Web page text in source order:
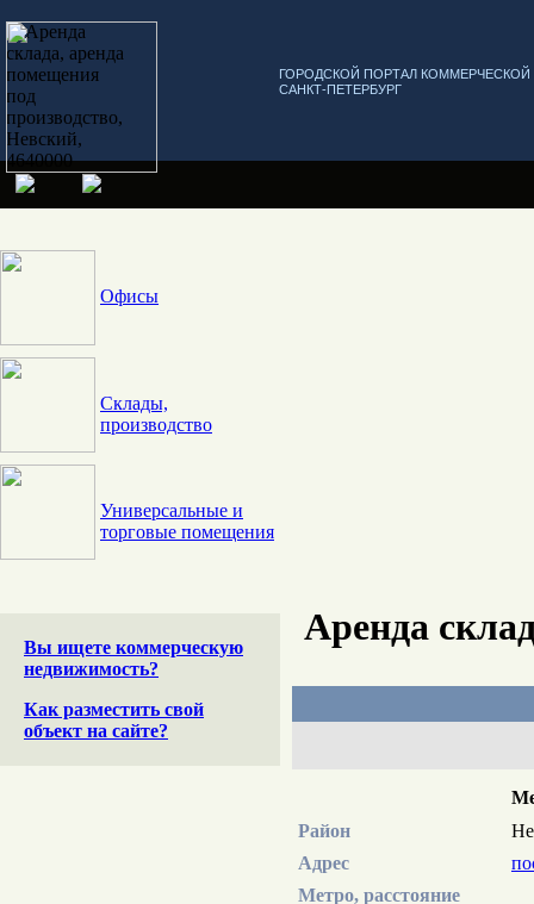
ГОРОДСКОЙ ПОРТАЛ
САНКТ-ПЕТЕРБУРГ
Офисы
Склады,
производство
Универсальные и
торговые помещения
Вы ищете коммерческую
недвижимость?
Как разместить свой
объект на сайте?
Аренда
Район
Адрес
Метро, расстояние